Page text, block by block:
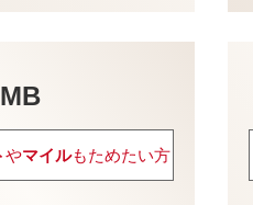
やマイルもためたい方